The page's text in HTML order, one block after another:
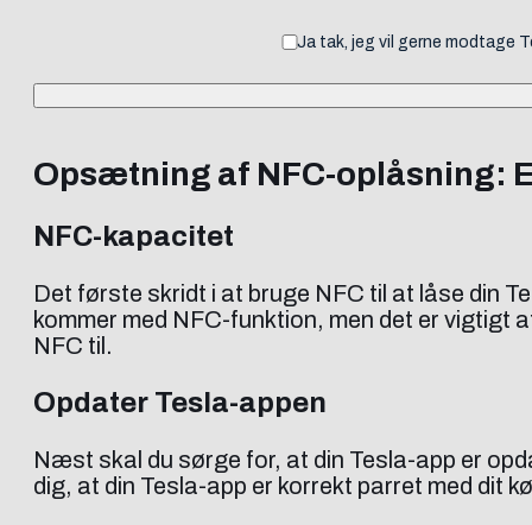
Ja tak, jeg vil gerne modtage
Opsætning af NFC-oplåsning:
NFC-kapacitet
Det første skridt i at bruge NFC til at låse din
kommer med NFC-funktion, men det er vigtigt
NFC til.
Opdater Tesla-appen
Næst skal du sørge for, at din Tesla-app er
dig, at din Tesla-app er korrekt parret med dit